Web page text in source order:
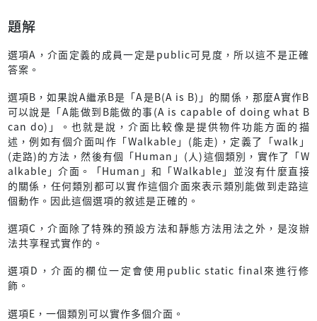
題解
選項A，介面定義的成員一定是public可見度，所以這不是正確
答案。
選項B，如果說A繼承B是「A是B(A is B)」的關係，那麼A實作B
可以說是「A能做到B能做的事(A is capable of doing what B
can do)」。也就是說，介面比較像是提供物件功能方面的描
述，例如有個介面叫作「Walkable」(能走)，定義了「walk」
(走路)的方法，然後有個「Human」(人)這個類別，實作了「W
alkable」介面。「Human」和「Walkable」並沒有什麼直接
的關係，任何類別都可以實作這個介面來表示類別能做到走路這
個動作。因此這個選項的敘述是正確的。
選項C，介面除了特殊的預設方法和靜態方法用法之外，是沒辦
法共享程式實作的。
選項D，介面的欄位一定會使用public static final來進行修
飾。
選項E，一個類別可以實作多個介面。